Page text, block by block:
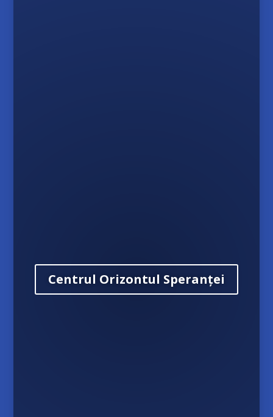
Centrul Orizontul Speranței